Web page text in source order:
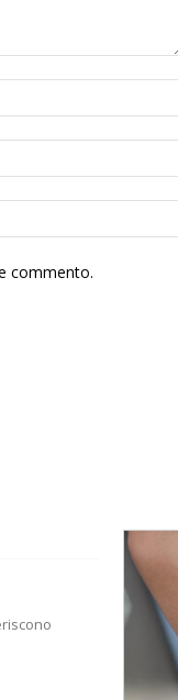
commento.